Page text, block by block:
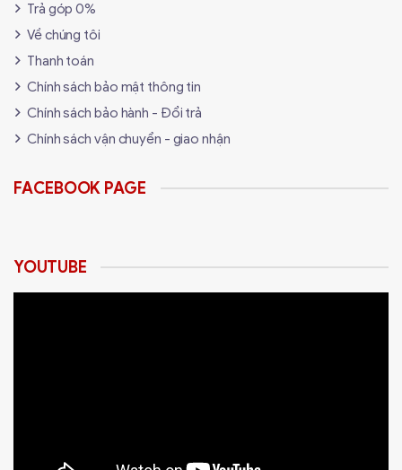
Trả góp 0%
Về chúng tôi
Thanh toán
Chính sách bảo mật thông tin
Chính sách bảo hành - Đổi trả
Chính sách vận chuyển - giao nhận
FACEBOOK PAGE
YOUTUBE